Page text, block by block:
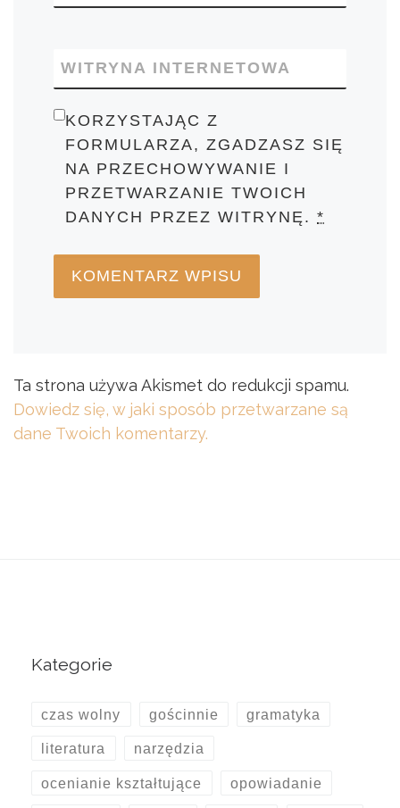
WITRYNA INTERNETOWA
KORZYSTAJĄC Z
FORMULARZA, ZGADZASZ SIĘ
NA PRZECHOWYWANIE I
PRZETWARZANIE TWOICH
DANYCH PRZEZ WITRYNĘ.*
Ta strona używa Akismet do redukcji spamu.
Dowiedz się, w jaki sposób przetwarzane są
dane Twoich komentarzy.
Kategorie
czas wolny gościnnie gramatyka
literatura narzędzia
ocenianie kształtujące opowiadanie